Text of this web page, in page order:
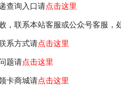
查询入口请点击这里
，联系本站客服或公众号客服，
系方式请点击这里
题请点击这里
卡商城请点击这里